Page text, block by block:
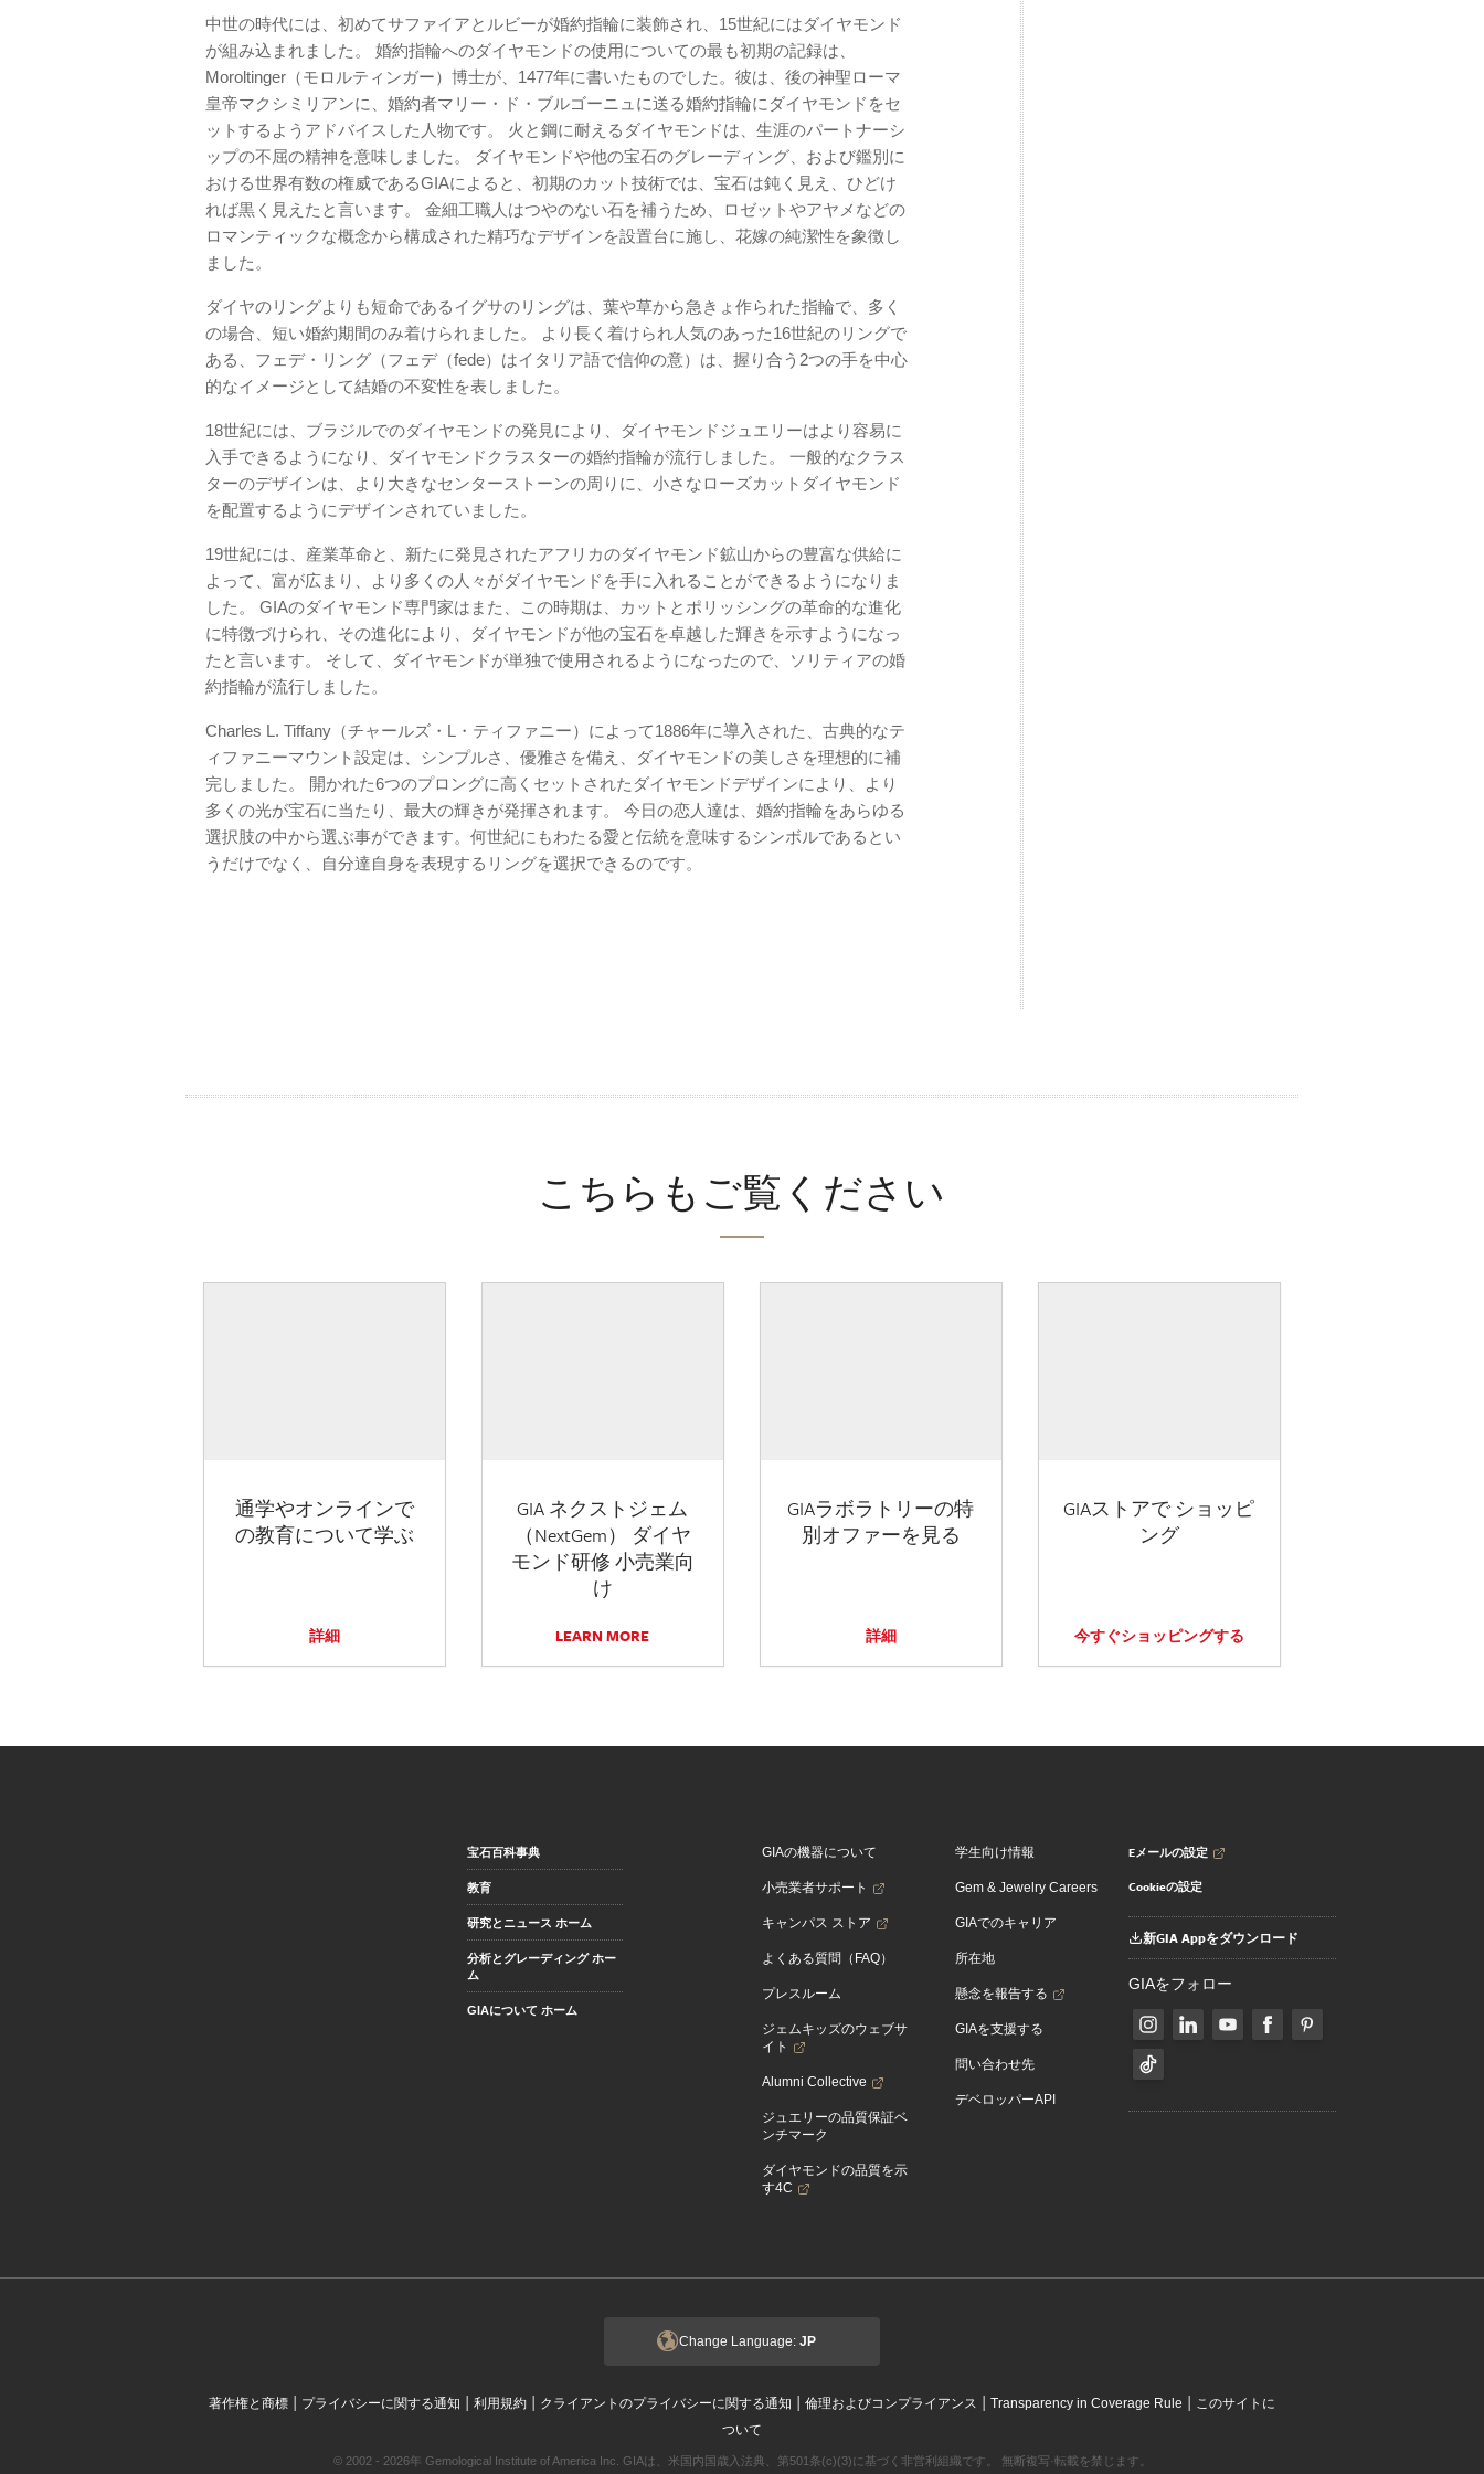
中世の時代には、初めてサファイアとルビーが婚約指輪に装飾され、15世紀にはダイヤモンド
が組み込まれました。 婚約指輪へのダイヤモンドの使用についての最も初期の記録は、
Moroltinger（モロルティンガー）博士が、1477年に書いたものでした。彼は、後の神聖ローマ
皇帝マクシミリアンに、婚約者マリー・ド・ブルゴーニュに送る婚約指輪にダイヤモンドをセ
ットするようアドバイスした人物です。 火と鋼に耐えるダイヤモンドは、生涯のパートナーシ
ップの不屈の精神を意味しました。 ダイヤモンドや他の宝石のグレーディング、および鑑別に
おける世界有数の権威であるGIAによると、初期のカット技術では、宝石は鈍く見え、ひどけ
れば黒く見えたと言います。 金細工職人はつやのない石を補うため、ロゼットやアヤメなどの
ロマンティックな概念から構成された精巧なデザインを設置台に施し、花嫁の純潔性を象徴し
ました。
ダイヤのリングよりも短命であるイグサのリングは、葉や草から急きょ作られた指輪で、多く
の場合、短い婚約期間のみ着けられました。 より長く着けられ人気のあった16世紀のリングで
ある、フェデ・リング（フェデ（fede）はイタリア語で信仰の意）は、握り合う2つの手を中心
的なイメージとして結婚の不変性を表しました。
18世紀には、ブラジルでのダイヤモンドの発見により、ダイヤモンドジュエリーはより容易に
入手できるようになり、ダイヤモンドクラスターの婚約指輪が流行しました。 一般的なクラス
ターのデザインは、より大きなセンターストーンの周りに、小さなローズカットダイヤモンド
を配置するようにデザインされていました。
19世紀には、産業革命と、新たに発見されたアフリカのダイヤモンド鉱山からの豊富な​​供給に
よって、富が広まり、より多くの人々がダイヤモンドを手に入れることができるようになりま
した。 GIAのダイヤモンド専門家はまた、この時期は、カットとポリッシングの革命的な進化
に特徴づけられ、その進化により、ダイヤモンドが他の宝石を卓越した輝きを示すようになっ
たと言います。 そして、ダイヤモンドが単独で使用されるようになったので、ソリティアの婚
約指輪が流行しました。
Charles L. Tiffany（チャールズ・L・ティファニー）によって1886年に導入された、古典的なテ
ィファニーマウント設定は、シンプルさ、優雅さを備え、ダイヤモンドの美しさを理想的に補
完しました。 開かれた6つのプロングに高くセットされたダイヤモンドデザインにより、より
多くの光が宝石に当たり、最大の輝きが発揮されます。 今日の恋人達は、婚約指輪をあらゆる
選択肢の中から選ぶ事ができます。何世紀にもわたる愛と伝統を意味するシンボルであるとい
うだけでなく、自分達自身を表現するリングを選択できるのです。
こちらもご覧ください
通学やオンラインで
の教育について学ぶ
詳細
GIA ネクストジェム
（NextGem） ダイヤ
モンド研修 小売業向
け
LEARN MORE
GIAラボラトリーの特
別オファーを見る
詳細
GIAストアで ショッピ
ング
今すぐショッピングする
宝石百科事典
教育
研究とニュース ホーム
分析とグレーディング ホー
ム
GIAについて ホーム
GIAの機器について
小売業者サポート
キャンパス ストア
よくある質問（FAQ）
プレスルーム
ジェムキッズのウェブサ
イト
Alumni Collective
ジュエリーの品質保証ベ
ンチマーク
ダイヤモンドの品質を示
す4C
学生向け情報
Gem & Jewelry Careers
GIAでのキャリア
所在地
懸念を報告する
GIAを支援する
問い合わせ先
デベロッパーAPI
Eメールの設定
Cookieの設定
新GIA Appをダウンロード
GIAをフォロー
Change Language: JP
著作権と商標 | プライバシーに関する通知 | 利用規約 | クライアントのプライバシーに関する通知 | 倫理およびコンプライアンス | Transparency in Coverage Rule | このサイトに
ついて
© 2002 - 2026年 Gemological Institute of America Inc. GIAは、米国内国歳入法典、第501条(c)(3)に基づく非営利組織です。 無断複写·転載を禁じます。